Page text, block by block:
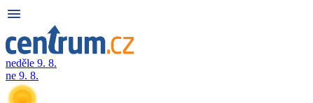
neděle 9. 8.
ne 9. 8.